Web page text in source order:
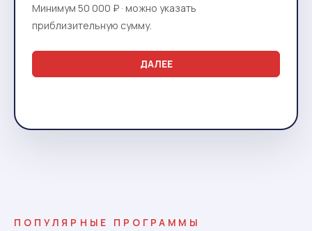
Минимум 50 000 ₽ · можно указать
приблизительную сумму.
ДАЛЕЕ
ПОПУЛЯРНЫЕ ПРОГРАММЫ